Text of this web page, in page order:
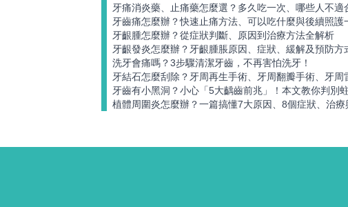
牙痛消炎藥、止痛藥怎麼選？多久吃一次、哪些人不適
牙齒痛怎麼辦？快速止痛方法、可以吃什麼與後續照護
牙齦腫怎麼辦？從症狀判斷、原因到治療方法全解析
牙齦發炎怎麼辦？牙齦腫脹原因、症狀、緩解及預防方
洗牙會痛嗎？3步驟清潔牙齒，不再害怕洗牙！
牙結石怎麼刮除？牙周再生手術、牙周翻瓣手術、牙
牙齒有小黑洞？小心「5大齲齒前兆」！本文教你判別
植體周圍炎怎麼辦？一篇搞懂7大原因、8個症狀、治療